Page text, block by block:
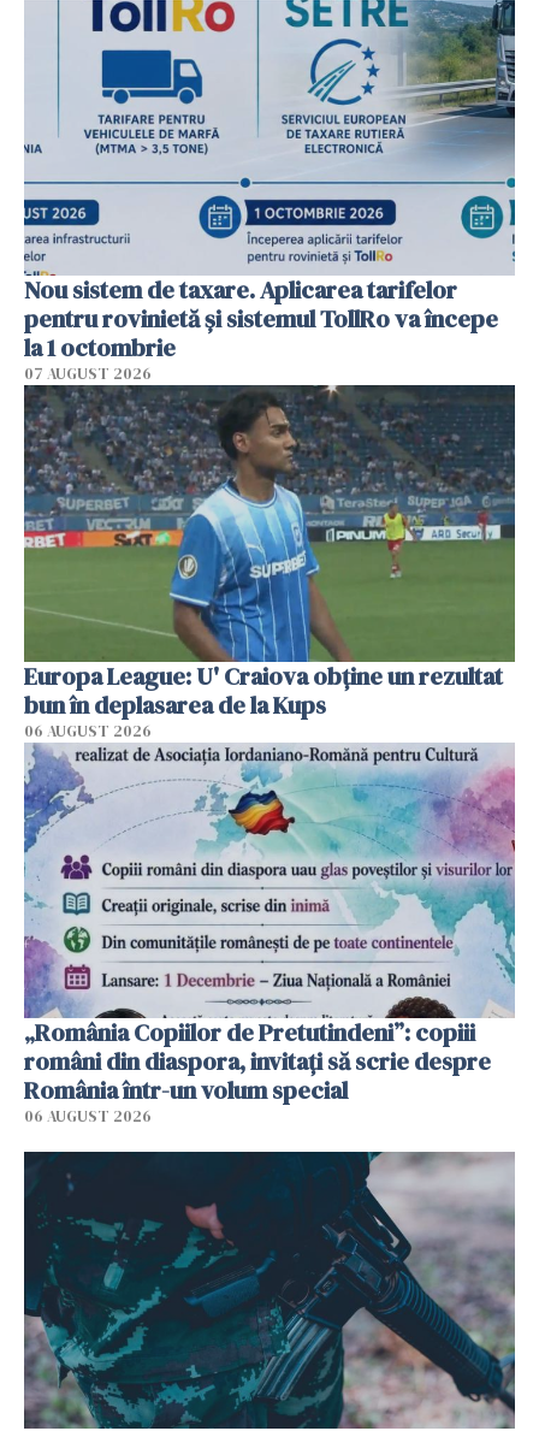
Nou sistem de taxare. Aplicarea tarifelor
pentru rovinietă şi sistemul TollRo va începe
la 1 octombrie
07 AUGUST 2026
Europa League: U' Craiova obține un rezultat
bun în deplasarea de la Kups
06 AUGUST 2026
„România Copiilor de Pretutindeni”: copiii
români din diaspora, invitați să scrie despre
România într-un volum special
06 AUGUST 2026